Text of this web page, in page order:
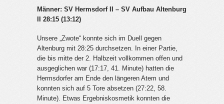
Männer: SV Hermsdorf II – SV Aufbau Altenburg
II 28:15 (13:12)
Unsere „Zwote“ konnte sich im Duell gegen
Altenburg mit 28:25 durchsetzen. In einer Partie,
die bis mitte der 2. Halbzeit vollkommen offen und
ausgeglichen war (17:17, 41. Minute) hatten die
Hermsdorfer am Ende den längeren Atem und
konnten sich auf 5 Tore absetzen (27:22, 58.
Minute). Etwas Ergebniskosmetik konnten die